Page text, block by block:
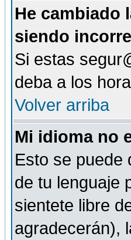
He cambiado
siendo
Si estas
deba a los
Volver arriba
Mi idioma no
Esto se puede
de tu lenguaje
sientete libre
agradecerán),